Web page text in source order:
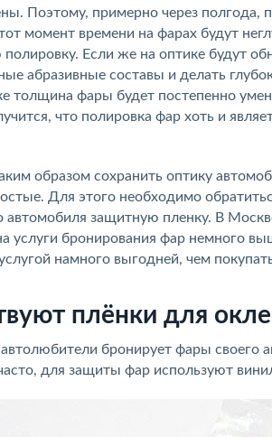
Поэтому, примерно через полгода,
момент времени на фарах будут
полировку. Если же на оптике будут
абразивные составы и делать
толщина фары будет постепенно
что полировка фар хоть и
образом сохранить оптику
Для этого необходимо
автомобиля защитную пленку. В
услуги бронирования фар немного
намного выгодней, чем
плёнки для
бронирует фары своего
для защиты фар используют